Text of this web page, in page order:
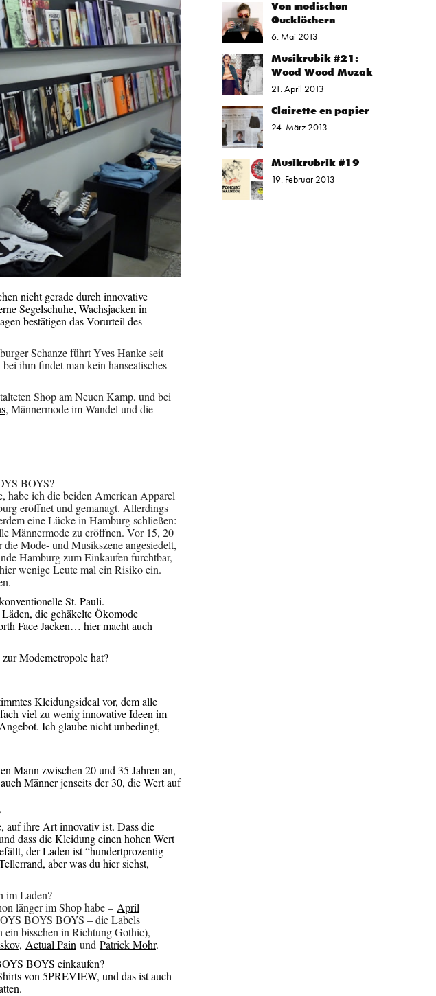
nicht gerade durch innovative
Segelschuhe, Wachsjacken in
bestätigen das Vorurteil des
Schanze führt Yves Hanke seit
bei ihm findet man kein hanseatisches
Shop am Neuen Kamp, und bei
, Männermode im Wandel und die
BOYS?
habe ich die beiden American Apparel
eröffnet und gemanagt. Allerdings
eine Lücke in Hamburg schließen:
Männermode zu eröffnen. Vor 15, 20
Mode- und Musikszene angesiedelt,
Hamburg zum Einkaufen furchtbar,
wenige Leute mal ein Risiko ein.
St. Pauli.
die gehäkelte Ökomode
Face Jacken… hier macht auch
Modemetropole hat?
Kleidungsideal vor, dem alle
viel zu wenig innovative Ideen im
Ich glaube nicht unbedingt,
Mann zwischen 20 und 35 Jahren an,
Männer jenseits der 30, die Wert auf
auf ihre Art innovativ ist. Dass die
dass die Kleidung einen hohen Wert
der Laden ist “hundertprozentig
aber was du hier siehst,
im Laden?
länger im Shop habe – April
BOYS BOYS – die Labels
ein bisschen in Richtung Gothic),
, Actual Pain und PatrickMohr.
BOYS einkaufen?
von 5PREVIEW, und das ist auch
Von modischen
Gucklöchern
6. Mai 2013
Musikrubik #21:
Wood Wood Muzak
21. April 2013
Clairette en papier
24. März 2013
Musikrubrik #19
19. Februar 2013